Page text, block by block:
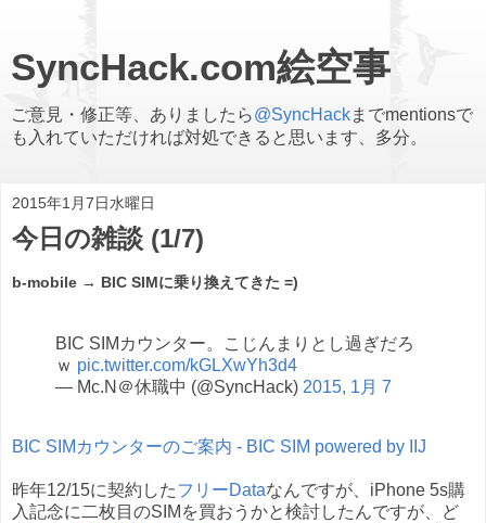
SyncHack.com絵空事
ご意見・修正等、ありましたら@SyncHackまでmentionsで
も入れていただければ対処できると思います、多分。
2015年1月7日水曜日
今日の雑談 (1/7)
b-mobile → BIC SIMに乗り換えてきた =)
BIC SIMカウンター。こじんまりとし過ぎだろ
ｗ pic.twitter.com/kGLXwYh3d4
— Mc.N＠休職中 (@SyncHack) 2015, 1月 7
BIC SIMカウンターのご案内 - BIC SIM powered by IIJ
昨年12/15に契約したフリーDataなんですが、iPhone 5s購
入記念に二枚目のSIMを買おうかと検討したんですが、ど